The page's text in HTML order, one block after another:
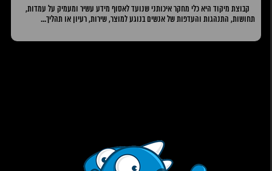
קבוצת מיקוד היא כלי מחקר איכותני שנועד לאסוף מידע עשיר ומעמיק על עמדות,
תחושות, התנהגות והעדפות של אנשים בנוגע למוצר, שירות, רעיון או תהליך...